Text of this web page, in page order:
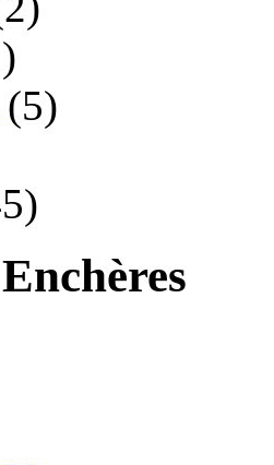
(5)